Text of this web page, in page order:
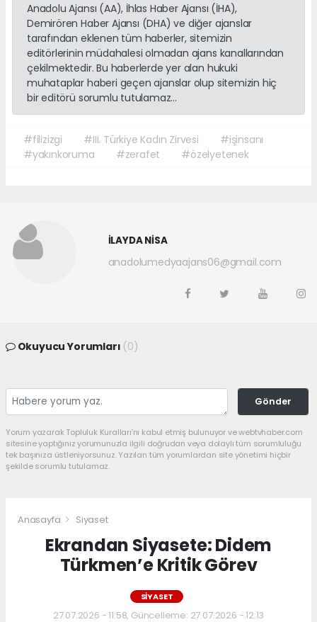
Anadolu Ajansı (AA), İhlas Haber Ajansı (İHA),
Demirören Haber Ajansı (DHA) ve diğer ajanslar
tarafından eklenen tüm haberler, sitemizin
editörlerinin müdahalesi olmadan ajans kanallarından
çekilmektedir. Bu haberlerde yer alan hukuki
muhataplar haberi geçen ajanslar olup sitemizin hiç
bir editörü sorumlu tutulamaz...
#filizizgi #III. Türkiye Kadın Zirvesi
#işinsanı
#yakınkoruma
#zerafet #özelyetenek
İLAYDA NİSA
anadolumedyaajans06@gmail.com
Okuyucu Yorumları (0)
Gönder
Yorum yazarak Topluluk Kuralları’nı kabul etmiş bulunuyor ve webtvhaber.com
sitesine yaptığınız yorumunuzla ilgili doğrudan veya dolaylı tüm sorumluluğu
tek başınıza üstleniyorsunuz. Yazılan tüm yorumlardan site yönetimi hiçbir
şekilde sorumlu tutulamaz.
Anasayfa Siyaset
Ekrandan Siyasete: Didem
Türkmen’e Kritik Görev
SIYASET
27.07.2026 - 11:58, Güncelleme: 27.07.2026 - 12:13